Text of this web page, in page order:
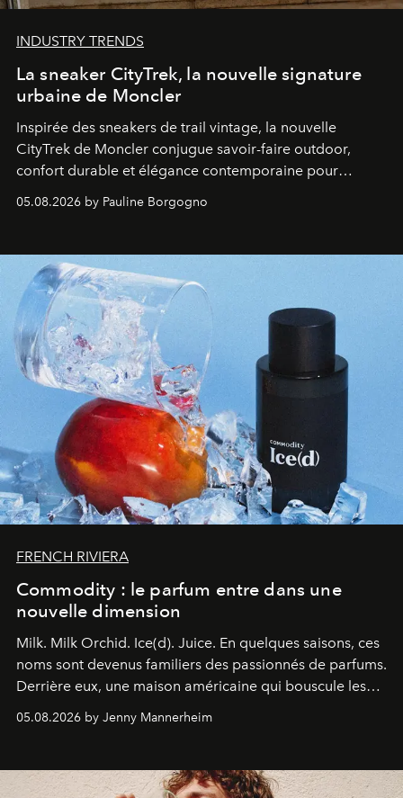
INDUSTRY TRENDS
La sneaker CityTrek, la nouvelle signature
urbaine de Moncler
Inspirée des sneakers de trail vintage, la nouvelle
CityTrek de Moncler conjugue savoir-faire outdoor,
confort durable et élégance contemporaine pour
05.08.2026 by Pauline Borgogno
FRENCH RIVIERA
Commodity : le parfum entre dans une
nouvelle dimension
Milk. Milk Orchid. Ice(d). Juice. En quelques saisons, ces
noms sont devenus familiers des passionnés de parfums.
Derrière eux, une maison américaine qui bouscule les
une approche aussi intuitive que personnelle :
05.08.2026 by Jenny Mannerheim